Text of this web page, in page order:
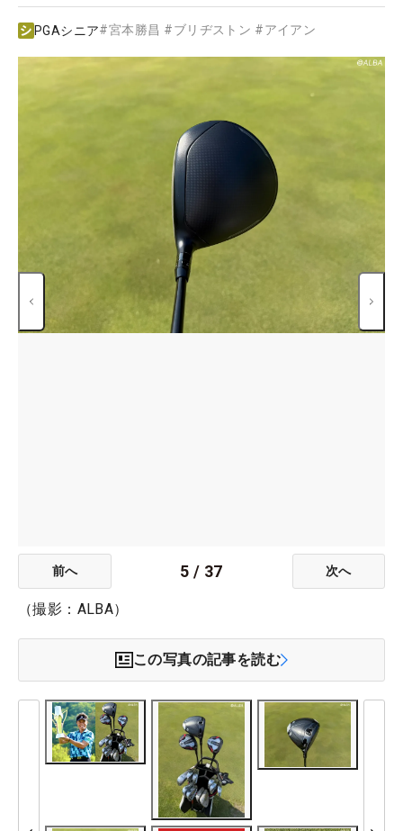
PGAシニア#宮本勝昌 #ブリヂストン #アイアン
前へ 5 / 37 次へ
（撮影：ALBA）
この写真の記事を読む